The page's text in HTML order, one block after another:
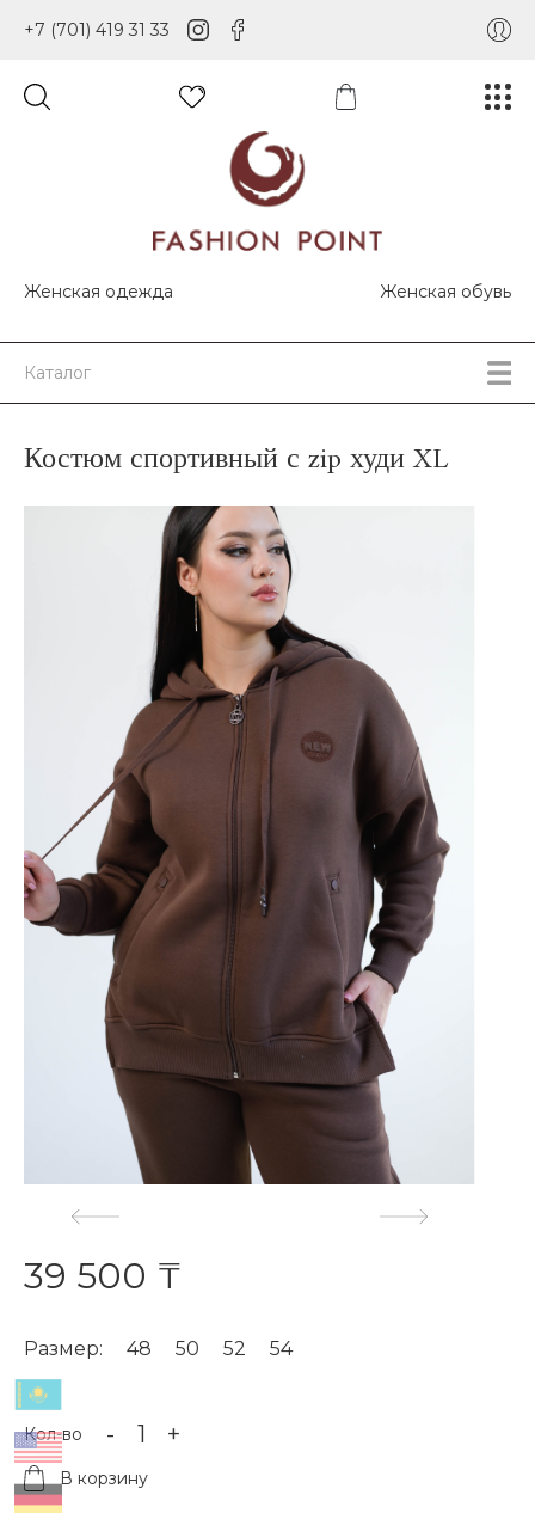
+7 (701) 419 31 33
Женская одежда Женская обувь
Каталог
Костюм спортивный с zip худи XL
39 500 ₸
Размер: 48 50 52 54
Кол-во - +
В корзину